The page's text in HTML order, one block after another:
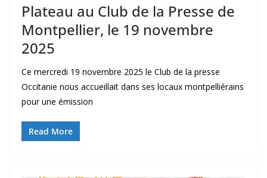
Plateau au Club de la Presse de
Montpellier, le 19 novembre
2025
Ce mercredi 19 novembre 2025 le Club de la presse
Occitanie nous accueillait dans ses locaux montpelliérains
pour une émission
Read More